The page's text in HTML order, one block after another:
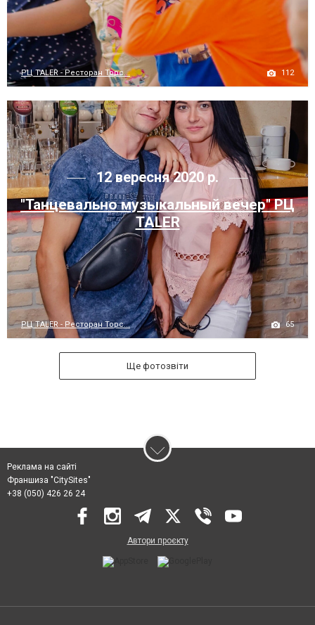
РЦ TALER - Ресторан Торс... 112
12 вересня 2020 р.
"Танцевально музыкальный вечер" РЦ
TALER
РЦ TALER - Ресторан Торс... 65
Ще фотозвіти
Реклама на сайті
Франшиза "CitySites"
+38 (050) 426 26 24
Автори проєкту